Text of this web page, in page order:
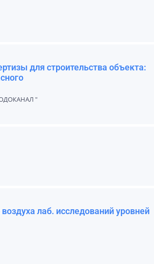
для строительства объекта:
"
лаб. исследований уровней